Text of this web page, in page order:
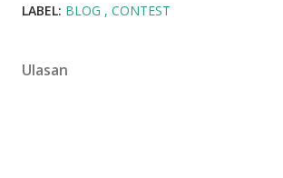
LABEL: BLOG CONTEST
Ulasan